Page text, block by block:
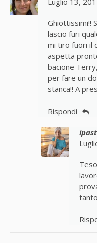
Ghiottissimi!!
lascio furi
mi tiro fuori il
aspetta
bacione
per fare un
stanca!! A
Rispondi